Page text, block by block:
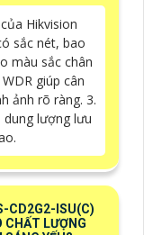
Hikvision
sắc nét, bao
màu sắc chân
giúp cân
ảnh rõ ràng. 3.
dung lượng lưu
CD2G2-ISU(C)
CHẤT LƯỢNG